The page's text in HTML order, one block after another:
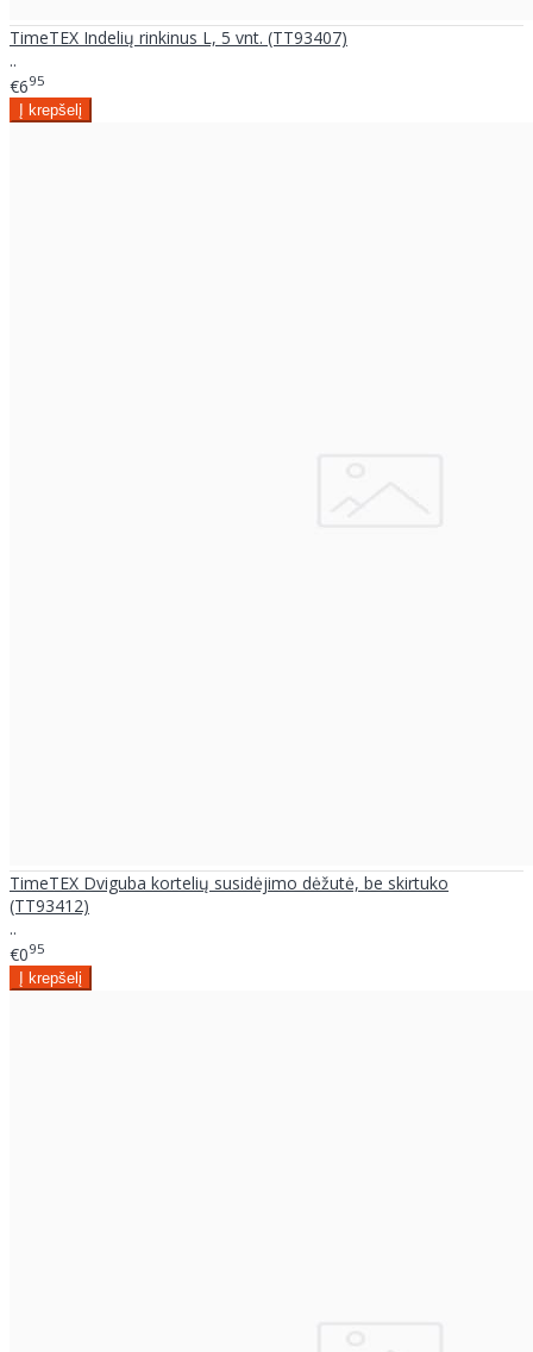
TimeTEX Indelių rinkinus L, 5 vnt. (TT93407)
..
€695
TimeTEX Dviguba kortelių susidėjimo dėžutė, be skirtuko
(TT93412)
..
€095